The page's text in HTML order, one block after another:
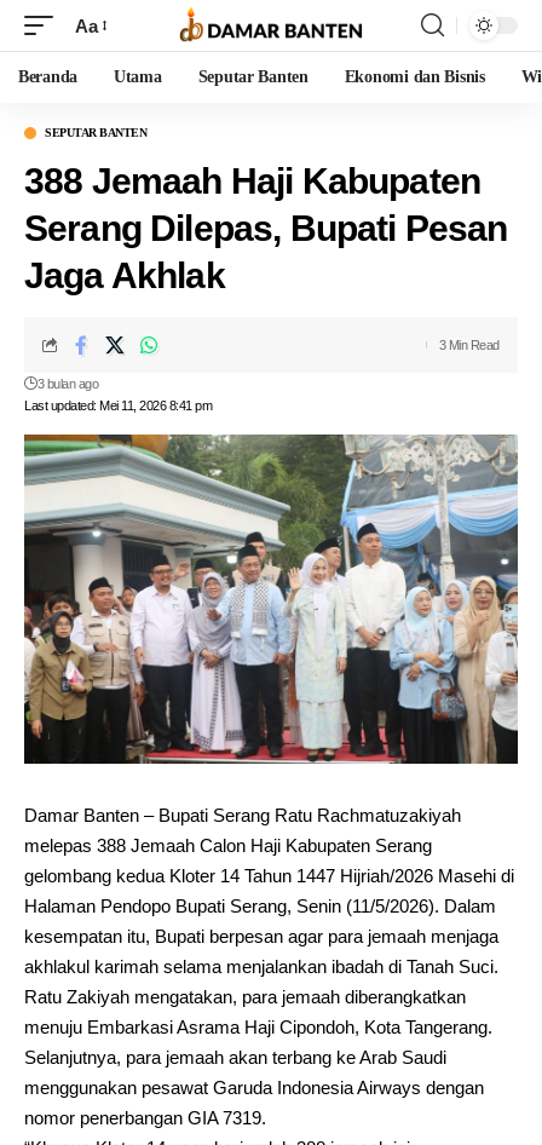
Aa
Beranda Utama Seputar Banten Ekonomi dan Bisnis
SEPUTAR BANTEN
388 Jemaah Haji Kabupaten
Serang Dilepas, Bupati Pesan
Jaga Akhlak
Last updated: Mei 11, 2026 8:41 pm
3 bulan ago
3 Min Read
Damar Banten – Bupati Serang Ratu Rachmatuzakiyah
melepas 388 Jemaah Calon Haji Kabupaten Serang
gelombang kedua Kloter 14 Tahun 1447 Hijriah/2026 Masehi di
Halaman Pendopo Bupati Serang, Senin (11/5/2026). Dalam
kesempatan itu, Bupati berpesan agar para jemaah menjaga
akhlakul karimah selama menjalankan ibadah di Tanah Suci.
Ratu Zakiyah mengatakan, para jemaah diberangkatkan
menuju Embarkasi Asrama Haji Cipondoh, Kota Tangerang.
Selanjutnya, para jemaah akan terbang ke Arab Saudi
menggunakan pesawat Garuda Indonesia Airways dengan
nomor penerbangan GIA 7319.